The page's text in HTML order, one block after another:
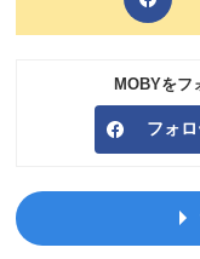
MOBYをフ
フォ